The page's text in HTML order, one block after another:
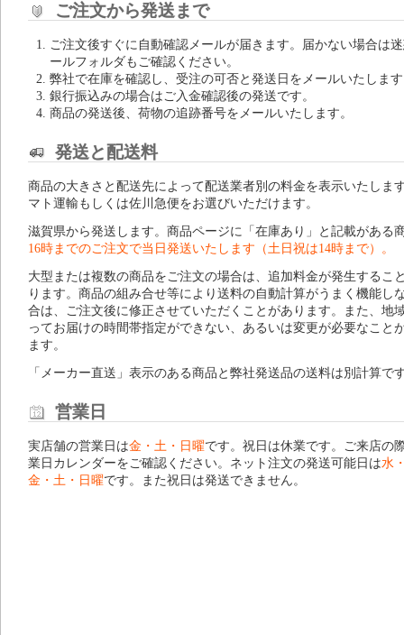
ご注文から発送まで
ご注文後すぐに自動確認メールが届きます。届かない場合は
ールフォルダもご確認ください。
弊社で在庫を確認し、受注の可否と発送日をメールいたしま
銀行振込みの場合はご入金確認後の発送です。
商品の発送後、荷物の追跡番号をメールいたします。
発送と配送料
商品の大きさと配送先によって配送業者別の料金を表示いたしま
マト運輸もしくは佐川急便をお選びいただけます。
滋賀県から発送します。商品ページに「在庫あり」と記載がある
16時までのご注文で当日発送いたします（土日祝は14時まで）。
大型または複数の商品をご注文の場合は、追加料金が発生するこ
ります。商品の組み合せ等により送料の自動計算がうまく機能し
合は、ご注文後に修正させていただくことがあります。また、地
ってお届けの時間帯指定ができない、あるいは変更が必要なこと
ます。
「メーカー直送」表示のある商品と弊社発送品の送料は別計算で
営業日
実店舗の営業日は金・土・日曜です。祝日は休業です。ご来店の
業日カレンダーをご確認ください。ネット注文の発送可能日は水
金・土・日曜です。また祝日は発送できません。